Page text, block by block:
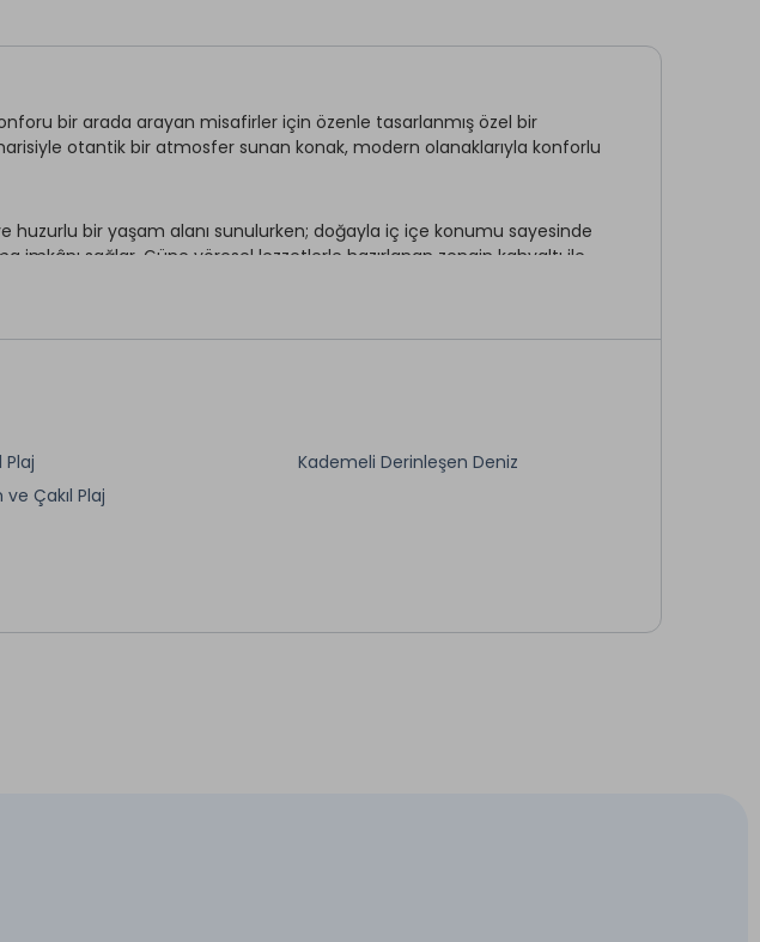
bir arada arayan misafirler için özenle tasarlanmış özel bir
otantik bir atmosfer sunan konak, modern olanaklarıyla konforlu
huzurlu bir yaşam alanı sunulurken; doğayla iç içe konumu sayesinde
imkânı sağlar. Güne yöresel lezzetlerle hazırlanan zengin kahvaltı ile
öne çıkanOdunluk Taş Konak; çiftler, doğa severler ve
*
Plaj
ve Çakıl Plaj
Kademeli Derinleşen Deniz